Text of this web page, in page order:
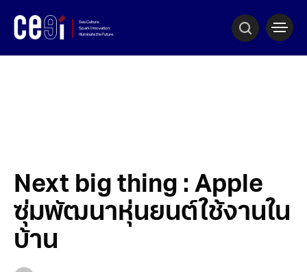
Next big thing : Apple
ซุ่มพัฒนาหุ่นยนต์ใช้งานใน
บ้าน